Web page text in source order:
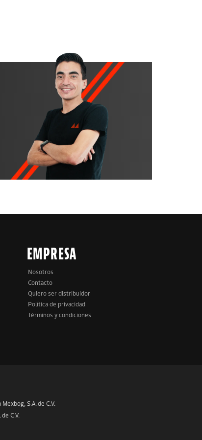
EMPRESA
Nosotros
Contacto
Quiero ser distribuidor
Política de privacidad
Términos y condiciones
S.A. de C.V.
C.V.